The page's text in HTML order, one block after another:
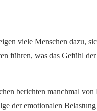
viele Menschen dazu,
führen, was das Gefühl
berichten manchmal
der emotionalen